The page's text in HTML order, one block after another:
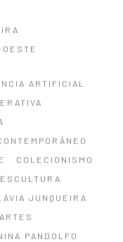
ARTIFICIAL
COLECIONISMO
ESCULTURA
JUNQUEIRA
PANDOLFO